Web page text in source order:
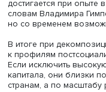
Чтобы получить
влияния других
на теорию
других ученых. Они
инвестиции в свой
выхода с рынка